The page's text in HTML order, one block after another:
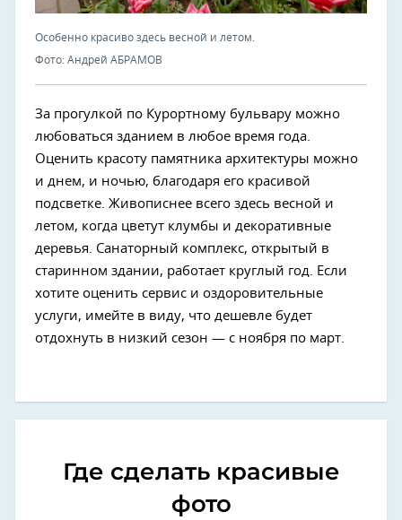
Особенно красиво здесь весной и летом.
Фото: Андрей АБРАМОВ
За прогулкой по Курортному бульвару можно
любоваться зданием в любое время года.
Оценить красоту памятника архитектуры можно
и днем, и ночью, благодаря его красивой
подсветке. Живописнее всего здесь весной и
летом, когда цветут клумбы и декоративные
деревья. Санаторный комплекс, открытый в
старинном здании, работает круглый год. Если
хотите оценить сервис и оздоровительные
услуги, имейте в виду, что дешевле будет
отдохнуть в низкий сезон — с ноября по март.
Где сделать красивые
фото